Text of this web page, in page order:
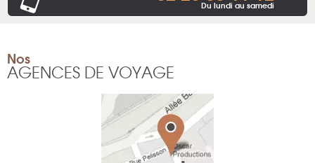
Du lundi au samedi
Nos
AGENCES DE VOYAGE